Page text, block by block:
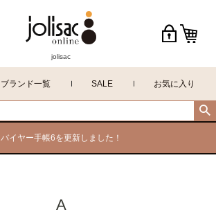
jolisac
ブランド一覧 SALE お気に入り
バイヤー手帳6を更新しました！
A